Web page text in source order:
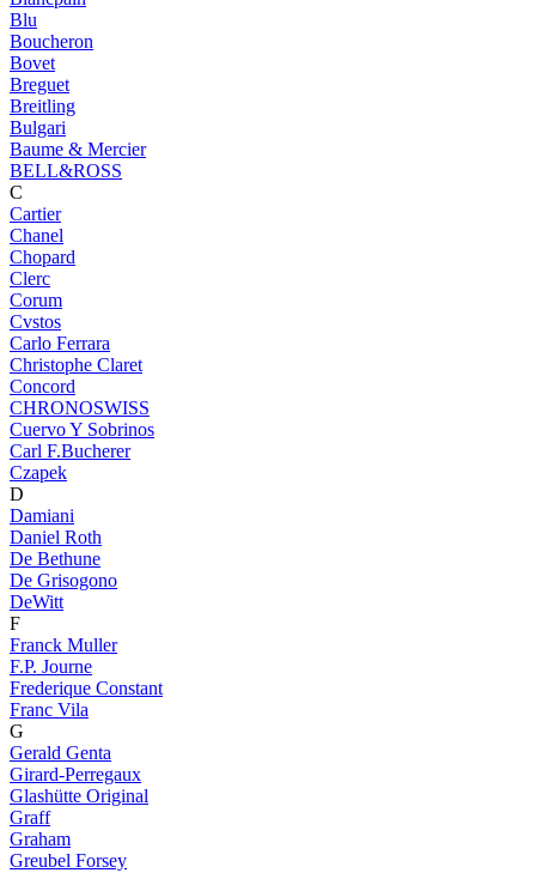
Blu
Boucheron
Bovet
Breguet
Breitling
Bulgari
Baume & Mercier
BELL&ROSS
C
Cartier
Chanel
Chopard
Clerc
Corum
Cvstos
Carlo Ferrara
Christophe Claret
Concord
CHRONOSWISS
Cuervo Y Sobrinos
Carl F.Bucherer
Czapek
D
Damiani
Daniel Roth
De Bethune
De Grisogono
DeWitt
F
Franck Muller
F.P. Journe
Frederique Constant
Franc Vila
G
Gerald Genta
Girard-Perregaux
Glashütte Original
Graff
Graham
Greubel Forsey